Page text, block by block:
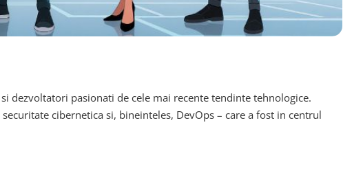
dezvoltatori pasionati de cele mai recente tendinte tehnologice.
cibernetica si, bineinteles, DevOps – care a fost in centrul